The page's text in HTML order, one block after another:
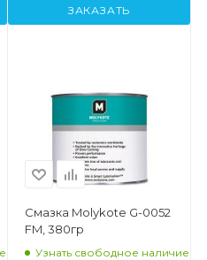
ЗАКАЗАТЬ
Смазка Molykote G-0052
FM, 380гр
Узнать свободное наличие